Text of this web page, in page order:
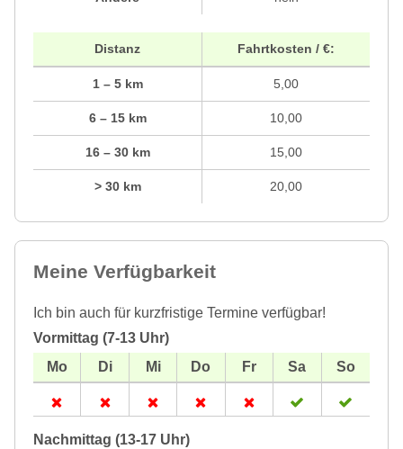
Distanz
1 – 5 km
6 – 15 km
16 – 30 km
> 30 km
Fahrtkosten / €:
5,00
10,00
15,00
20,00
Meine Verfügbarkeit
Ich bin auch für kurzfristige Termine verfügbar!
Vormittag (7-13 Uhr)
Nachmittag (13-17 Uhr)